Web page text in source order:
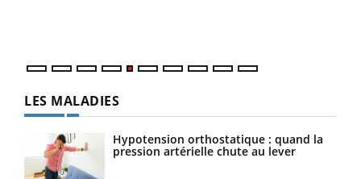
LES MALADIES
Hypotension orthostatique : quand la
pression artérielle chute au lever